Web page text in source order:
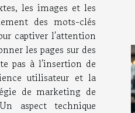
les images et les
des mots-clés
captiver l'attention
les pages sur des
pas à l'insertion de
utilisateur et la
de marketing de
aspect technique